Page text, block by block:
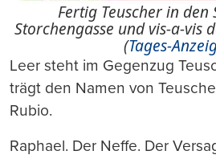
Fertig Teuscher in den
Storchengasse und vis-a-vis
(Tages-
Leer steht im Gegenzug
trägt den Namen von
Rubio.
Raphael. Der Neffe. Der